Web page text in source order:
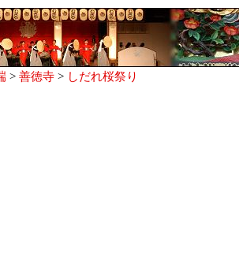
> 善徳寺 > しだれ桜祭り